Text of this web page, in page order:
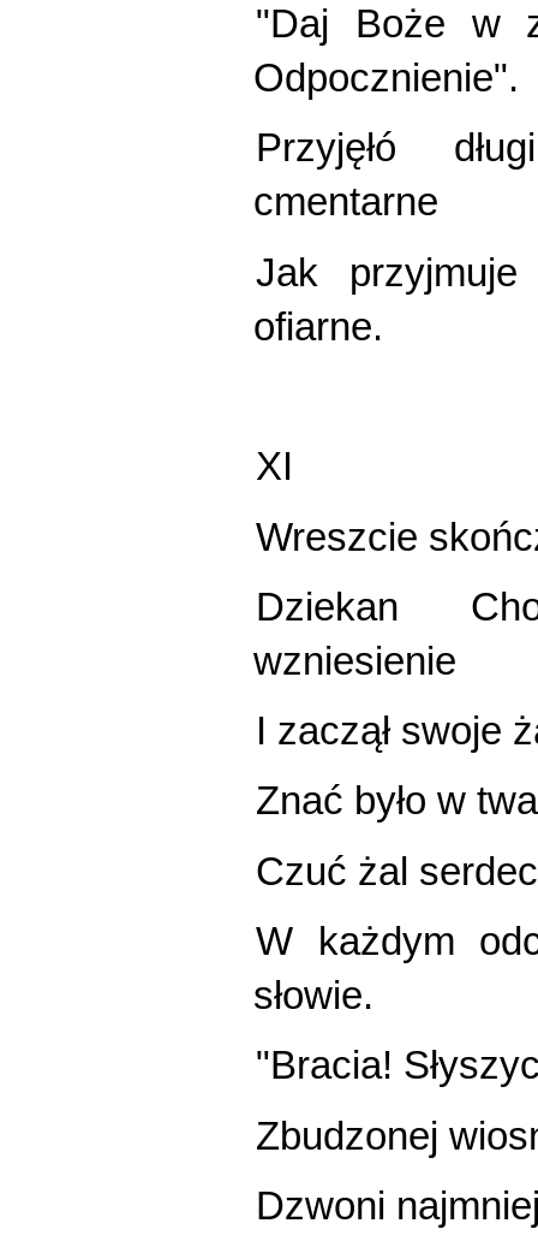
"Daj Boże w
Odpocznienie".
Przyjęłó
cmentarne
Jak
ofiarne.
XI
Wreszcie
Dziekan
wzniesienie
I zaczął swoje
Znać było w
Czuć żal
W każdym
słowie.
"Bracia!
Zbudzonej
Dzwoni